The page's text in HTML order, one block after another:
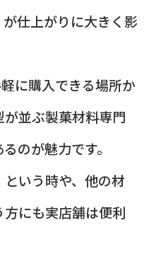
仕上がりに大きく影
に購入できる場所か
並ぶ製菓材料専門
のが魅力です。
いう時や、他の材
にも実店舗は便利